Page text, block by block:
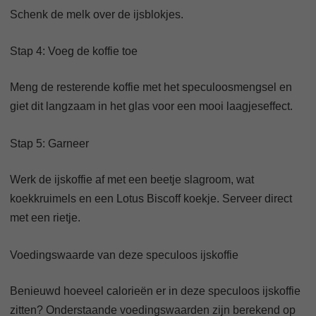
Schenk de melk over de ijsblokjes.
Stap 4: Voeg de koffie toe
Meng de resterende koffie met het speculoosmengsel en
giet dit langzaam in het glas voor een mooi laagjeseffect.
Stap 5: Garneer
Werk de ijskoffie af met een beetje slagroom, wat
koekkruimels en een Lotus Biscoff koekje. Serveer direct
met een rietje.
Voedingswaarde van deze speculoos ijskoffie
Benieuwd hoeveel calorieën er in deze speculoos ijskoffie
zitten? Onderstaande voedingswaarden zijn berekend op